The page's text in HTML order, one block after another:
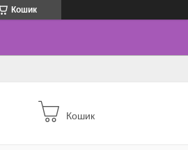
Кошик
Кошик